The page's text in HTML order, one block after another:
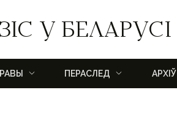
У БЕЛАРУСІ
ПЕРАСЛЕД АРХІЎ